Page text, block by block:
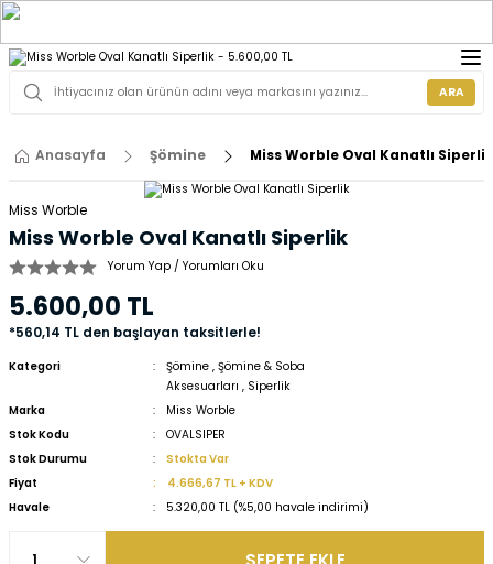
ARA
Anasayfa Şömine Miss Worble Oval Kanatlı Siperlik
Miss Worble
Miss Worble Oval Kanatlı Siperlik
Yorum Yap / Yorumları Oku
5.600,00 TL
*560,14 TL den başlayan taksitlerle!
Kategori Şömine ,Şömine & Soba
Aksesuarları , Siperlik
Marka
Miss Worble
Stok Kodu
OVALSIPER
Stok Durumu
Stokta Var
Fiyat
4.666,67 TL + KDV
Havale
5.320,00 TL (%5,00 havale indirimi)